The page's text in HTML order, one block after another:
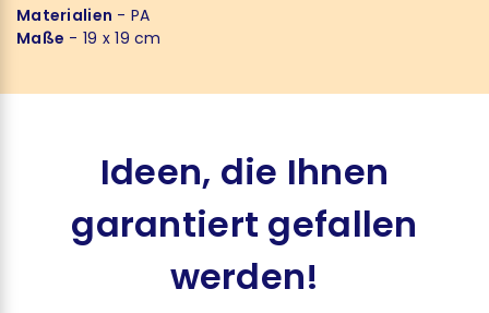
Materialien - PA
Maße - 19 x 19 cm
Ideen, die Ihnen
garantiert gefallen
werden!